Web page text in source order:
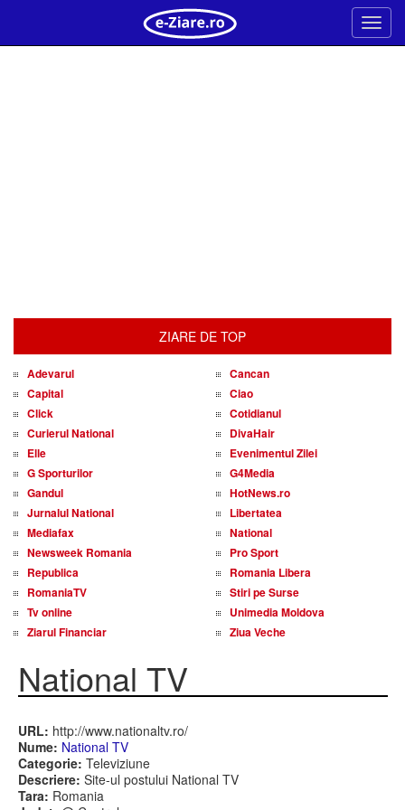
Meniu
ZIARE DE TOP
Adevarul
Cancan
Capital
Ciao
Click
Cotidianul
Curierul National
DivaHair
Elle
Evenimentul Zilei
G Sporturilor
G4Media
Gandul
HotNews.ro
Jurnalul National
Libertatea
Mediafax
National
Newsweek Romania
Pro Sport
Republica
Romania Libera
RomaniaTV
Stiri pe Surse
Tv online
Unimedia Moldova
Ziarul Financiar
Ziua Veche
National TV
URL: http://www.nationaltv.ro/
Nume: National TV
Categorie: Televiziune
Descriere: Site-ul postului National TV
Tara: Romania